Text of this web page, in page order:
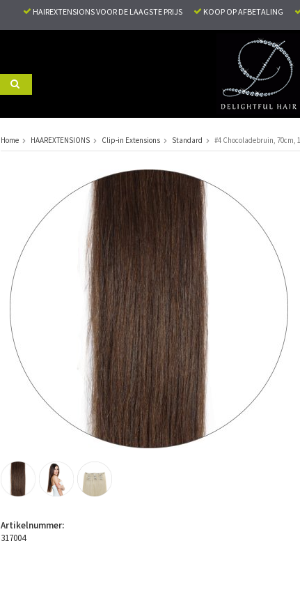
HAIREXTENSIONS VOOR DE LAAGSTE PRIJS KOOP OP AFBETALING
Home HAAREXTENSIONS Clip-in Extensions Standard #4 Chocoladebruin, 70cm,
Artikelnummer:
317004